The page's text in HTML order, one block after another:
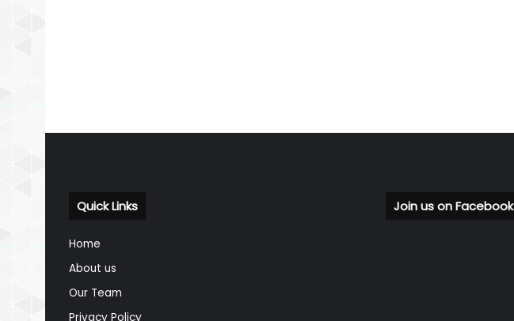
Quick Links
Home
About us
Our Team
Privacy Policy
Join us on Facebook